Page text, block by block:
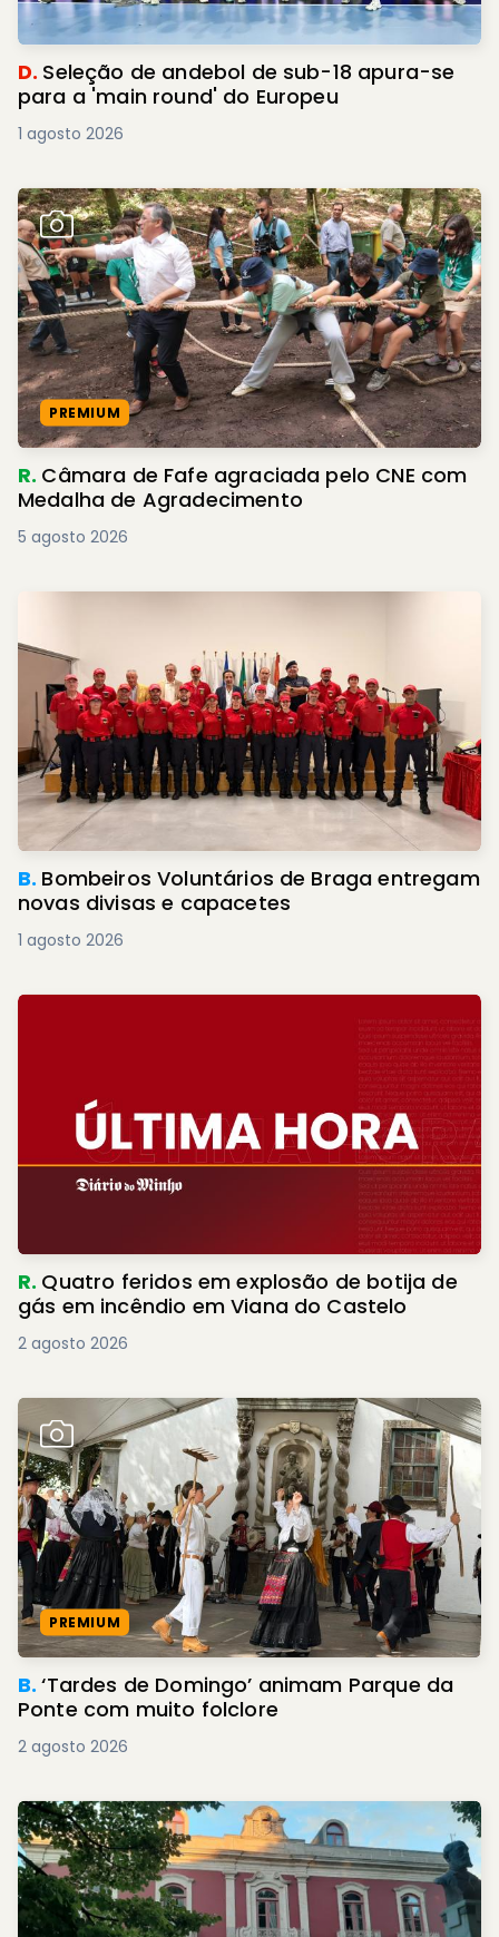
D. Seleção de andebol de sub-18 apura-se
para a 'main round' do Europeu
1 agosto 2026
PREMIUM
R. Câmara de Fafe agraciada pelo CNE com
Medalha de Agradecimento
5 agosto 2026
B. Bombeiros Voluntários de Braga entregam
novas divisas e capacetes
1 agosto 2026
R. Quatro feridos em explosão de botija de
gás em incêndio em Viana do Castelo
2 agosto 2026
PREMIUM
B.‘Tardes de Domingo’ animam Parque da
Ponte com muito folclore
2 agosto 2026